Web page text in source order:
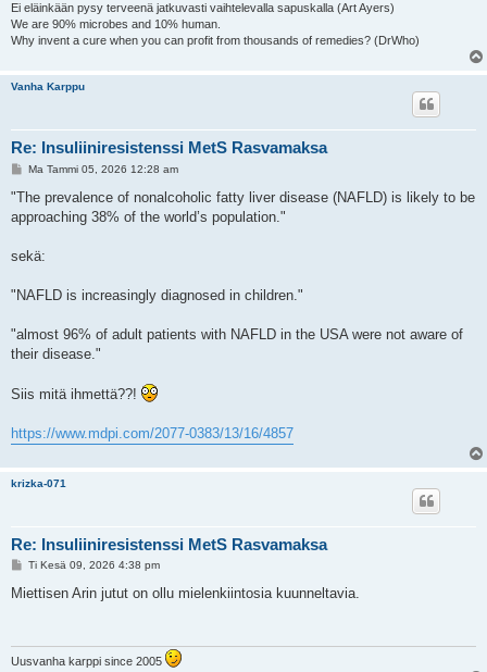
Ei eläinkään pysy terveenä jatkuvasti vaihtelevalla sapuskalla (Art Ayers)
We are 90% microbes and 10% human.
Why invent a cure when you can profit from thousands of remedies? (DrWho)
Vanha Karppu
Re: Insuliiniresistenssi MetS Rasvamaksa
V
e
t
Ma Tammi 05, 2026 12:28 am
"The prevalence of nonalcoholic fatty liver disease (NAFLD) is likely to be
approaching 38% of the world’s population."
sekä:
"NAFLD is increasingly diagnosed in children."
"almost 96% of adult patients with NAFLD in the USA were not aware of
their disease."
Siis mitä ihmettä??!
https://www.mdpi.com/2077-0383/13/16/4857
krizka-071
Re: Insuliiniresistenssi MetS Rasvamaksa
V
e
Ti Kesä 09, 2026 4:38 pm
Miettisen Arin jutut on ollu mielenkiintosia kuunneltavia.
Uusvanha karppi since 2005